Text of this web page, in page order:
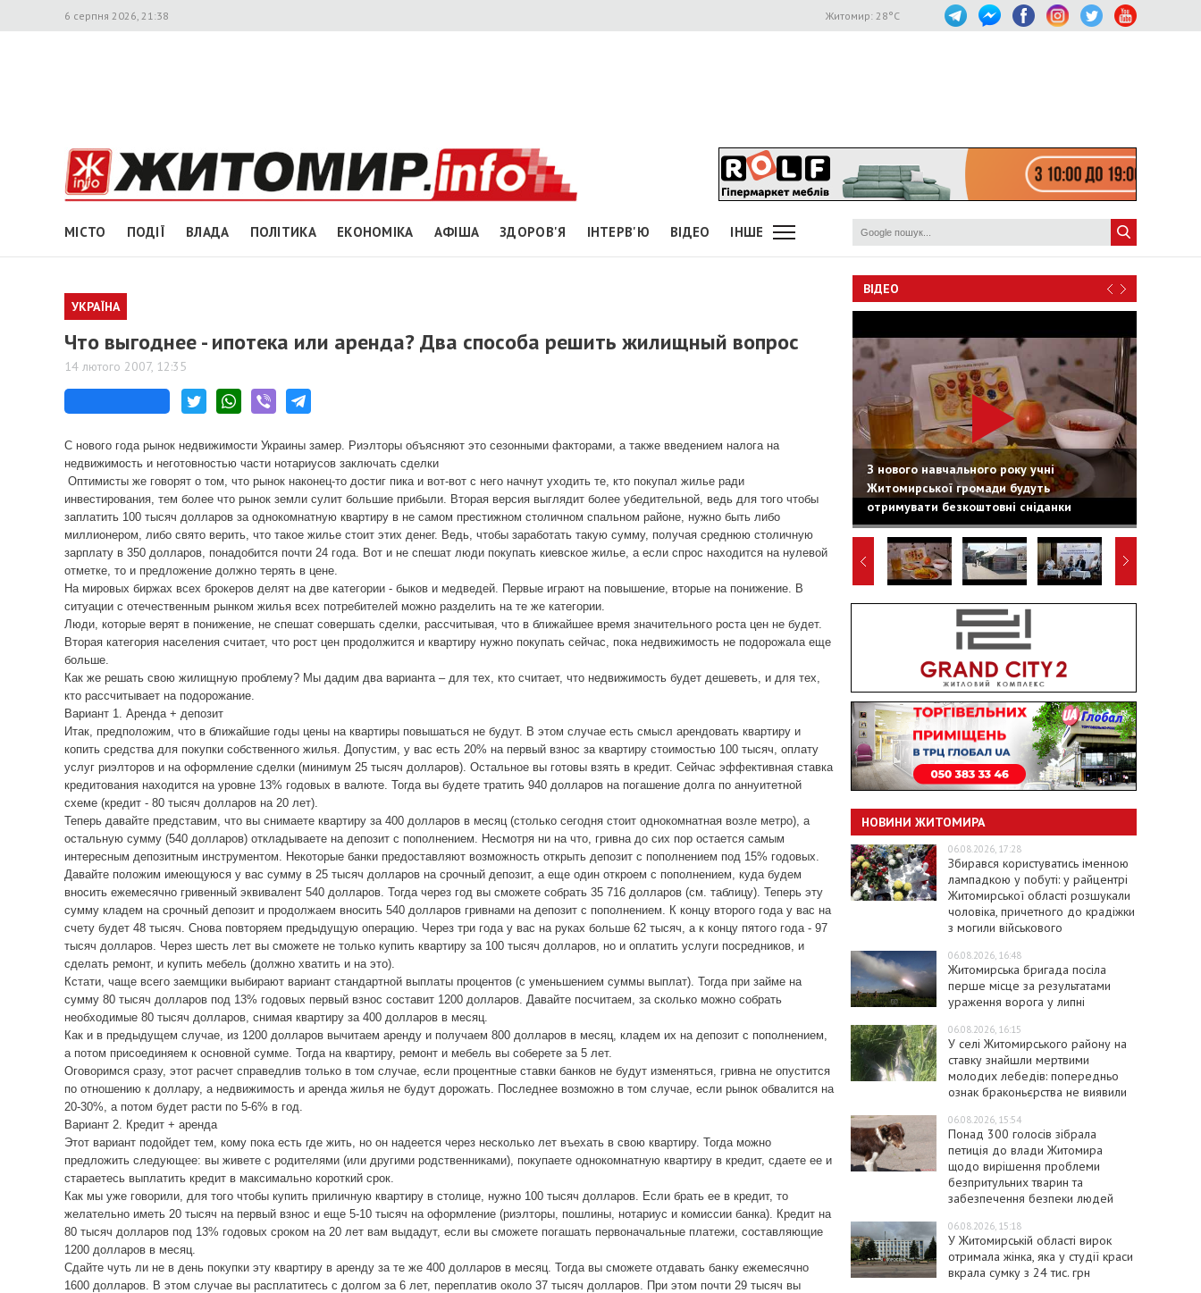
6 серпня 2026, 21:38 Житомир: 28°C
МІСТО ПОДІЇ ВЛАДА ПОЛІТИКА ЕКОНОМІКА АФІША ЗДОРОВ'Я ІНТЕРВ'Ю ВІДЕО ІНШЕ
УКРАЇНА
Что выгоднее - ипотека или аренда? Два способа решить жилищный вопрос
14 лютого 2007, 12:35
С нового года рынок недвижимости Украины замер. Риэлторы объясняют это сезонными факторами, а также введением налога на
недвижимость и неготовностью части нотариусов заключать сделки
Оптимисты же говорят о том, что рынок наконец-то достиг пика и вот-вот с него начнут уходить те, кто покупал жилье ради
инвестирования, тем более что рынок земли сулит большие прибыли. Вторая версия выглядит более убедительной, ведь для того чтобы
заплатить 100 тысяч долларов за однокомнатную квартиру в не самом престижном столичном спальном районе, нужно быть либо
миллионером, либо свято верить, что такое жилье стоит этих денег. Ведь, чтобы заработать такую сумму, получая среднюю столичную
зарплату в 350 долларов, понадобится почти 24 года. Вот и не спешат люди покупать киевское жилье, а если спрос находится на нулевой
отметке, то и предложение должно терять в цене.
На мировых биржах всех брокеров делят на две категории - быков и медведей. Первые играют на повышение, вторые на понижение. В
ситуации с отечественным рынком жилья всех потребителей можно разделить на те же категории.
Люди, которые верят в понижение, не спешат совершать сделки, рассчитывая, что в ближайшее время значительного роста цен не будет.
Вторая категория населения считает, что рост цен продолжится и квартиру нужно покупать сейчас, пока недвижимость не подорожала еще
больше.
Как же решать свою жилищную проблему? Мы дадим два варианта – для тех, кто считает, что недвижимость будет дешеветь, и для тех,
кто рассчитывает на подорожание.
Вариант 1. Аренда + депозит
Итак, предположим, что в ближайшие годы цены на квартиры повышаться не будут. В этом случае есть смысл арендовать квартиру и
копить средства для покупки собственного жилья. Допустим, у вас есть 20% на первый взнос за квартиру стоимостью 100 тысяч, оплату
услуг риэлторов и на оформление сделки (минимум 25 тысяч долларов). Остальное вы готовы взять в кредит. Сейчас эффективная ставка
кредитования находится на уровне 13% годовых в валюте. Тогда вы будете тратить 940 долларов на погашение долга по аннуитетной
схеме (кредит - 80 тысяч долларов на 20 лет).
Теперь давайте представим, что вы снимаете квартиру за 400 долларов в месяц (столько сегодня стоит однокомнатная возле метро), а
остальную сумму (540 долларов) откладываете на депозит с пополнением. Несмотря ни на что, гривна до сих пор остается самым
интересным депозитным инструментом. Некоторые банки предоставляют возможность открыть депозит с пополнением под 15% годовых.
Давайте положим имеющуюся у вас сумму в 25 тысяч долларов на срочный депозит, а еще один откроем с пополнением, куда будем
вносить ежемесячно гривенный эквивалент 540 долларов. Тогда через год вы сможете собрать 35 716 долларов (см. таблицу). Теперь эту
сумму кладем на срочный депозит и продолжаем вносить 540 долларов гривнами на депозит с пополнением. К концу второго года у вас на
счету будет 48 тысяч. Снова повторяем предыдущую операцию. Через три года у вас на руках больше 62 тысяч, а к концу пятого года - 97
тысяч долларов. Через шесть лет вы сможете не только купить квартиру за 100 тысяч долларов, но и оплатить услуги посредников, и
сделать ремонт, и купить мебель (должно хватить и на это).
Кстати, чаще всего заемщики выбирают вариант стандартной выплаты процентов (с уменьшением суммы выплат). Тогда при займе на
сумму 80 тысяч долларов под 13% годовых первый взнос составит 1200 долларов. Давайте посчитаем, за сколько можно собрать
необходимые 80 тысяч долларов, снимая квартиру за 400 долларов в месяц.
Как и в предыдущем случае, из 1200 долларов вычитаем аренду и получаем 800 долларов в месяц, кладем их на депозит с пополнением,
а потом присоединяем к основной сумме. Тогда на квартиру, ремонт и мебель вы соберете за 5 лет.
Оговоримся сразу, этот расчет справедлив только в том случае, если процентные ставки банков не будут изменяться, гривна не опустится
по отношению к доллару, а недвижимость и аренда жилья не будут дорожать. Последнее возможно в том случае, если рынок обвалится на
20-30%, а потом будет расти по 5-6% в год.
Вариант 2. Кредит + аренда
Этот вариант подойдет тем, кому пока есть где жить, но он надеется через несколько лет въехать в свою квартиру. Тогда можно
предложить следующее: вы живете с родителями (или другими родственниками), покупаете однокомнатную квартиру в кредит, сдаете ее и
стараетесь выплатить кредит в максимально короткий срок.
Как мы уже говорили, для того чтобы купить приличную квартиру в столице, нужно 100 тысяч долларов. Если брать ее в кредит, то
желательно иметь 20 тысяч на первый взнос и еще 5-10 тысяч на оформление (риэлторы, пошлины, нотариус и комиссии банка). Кредит на
80 тысяч долларов под 13% годовых сроком на 20 лет вам выдадут, если вы сможете погашать первоначальные платежи, составляющие
1200 долларов в месяц.
Сдайте чуть ли не в день покупки эту квартиру в аренду за те же 400 долларов в месяц. Тогда вы сможете отдавать банку ежемесячно
1600 долларов. В этом случае вы расплатитесь с долгом за 6 лет, переплатив около 37 тысяч долларов. При этом почти 29 тысяч вы
ВІДЕО
З нового навчального року учні
Житомирської громади будуть
отримувати безкоштовні сніданки
НОВИНИ ЖИТОМИРА
06.08.2026, 17:28
Збирався користуватись іменною
лампадкою у побуті: у райцентрі
Житомирської області розшукали
чоловіка, причетного до крадіжки
з могили військового
06.08.2026, 16:48
Житомирська бригада посіла
перше місце за результатами
ураження ворога у липні
06.08.2026, 16:15
У селі Житомирського району на
ставку знайшли мертвими
молодих лебедів: попередньо
ознак браконьєрства не виявили
06.08.2026, 15:54
Понад 300 голосів зібрала
петиція до влади Житомира
щодо вирішення проблеми
безпритульних тварин та
забезпечення безпеки людей
06.08.2026, 15:18
У Житомирській області вирок
отримала жінка, яка у студії краси
вкрала сумку з 24 тис. грн